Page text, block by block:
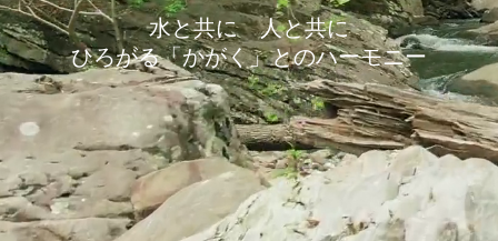
水と共に 人と共に
ひろがる「かがく」とのハーモニー